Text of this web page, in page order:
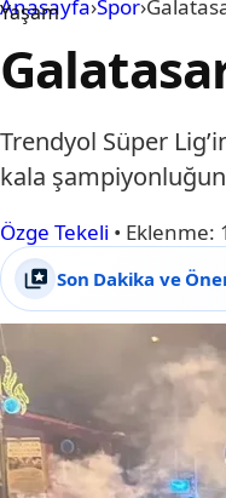
Yaşam
Anasayfa›Spor›
Trendyol Süper
kala
Özge Tekeli • Eklenme:
Son Dakika ve